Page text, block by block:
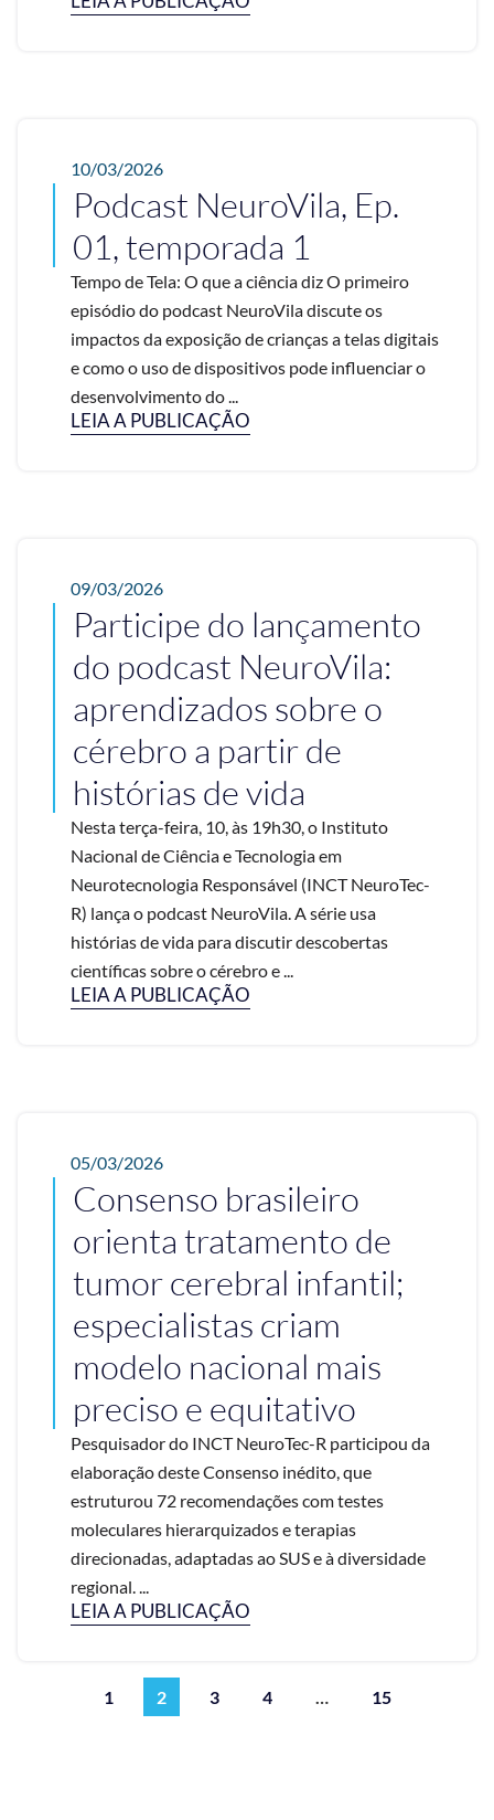
10/03/2026
Podcast NeuroVila, Ep.
01, temporada 1
Tempo de Tela: O que a ciência diz O primeiro
episódio do podcast NeuroVila discute os
impactos da exposição de crianças a telas digitais
e como o uso de dispositivos pode influenciar o
desenvolvimento do ...
LEIA A PUBLICAÇÃO
09/03/2026
Participe do lançamento
do podcast NeuroVila:
aprendizados sobre o
cérebro a partir de
histórias de vida
Nesta terça-feira, 10, às 19h30, o Instituto
Nacional de Ciência e Tecnologia em
Neurotecnologia Responsável (INCT NeuroTec-
R) lança o podcast NeuroVila. A série usa
histórias de vida para discutir descobertas
científicas sobre o cérebro e ...
LEIA A PUBLICAÇÃO
05/03/2026
Consenso brasileiro
orienta tratamento de
tumor cerebral infantil;
especialistas criam
modelo nacional mais
preciso e equitativo
Pesquisador do INCT NeuroTec-R participou da
elaboração deste Consenso inédito, que
estruturou 72 recomendações com testes
moleculares hierarquizados e terapias
direcionadas, adaptadas ao SUS e à diversidade
regional. ...
LEIA A PUBLICAÇÃO
1 2 3 4 15